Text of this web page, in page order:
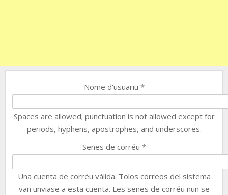
Nome d'usuariu *
Spaces are allowed; punctuation is not allowed except for
periods, hyphens, apostrophes, and underscores.
Señes de corréu *
Una cuenta de corréu válida. Tolos correos del sistema
van unviase a esta cuenta. Les señes de corréu nun se